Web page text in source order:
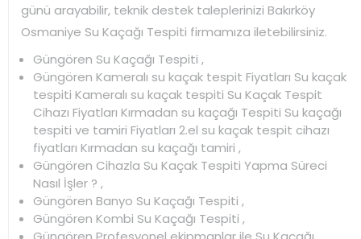
günü arayabilir, teknik destek taleplerinizi Bakırköy
Osmaniye Su Kaçağı Tespiti firmamıza iletebilirsiniz.
Güngören Su Kaçağı Tespiti ,
Güngören Kameralı su kaçak tespit Fiyatları Su kaçak
tespiti Kameralı su kaçak tespiti Su Kaçak Tespit
Cihazı Fiyatları Kırmadan su kaçağı Tespiti Su kaçağı
tespiti ve tamiri Fiyatları 2.el su kaçak tespit cihazı
fiyatları Kırmadan su kaçağı tamiri ,
Güngören Cihazla Su Kaçak Tespiti Yapma Süreci
Nasıl İşler ? ,
Güngören Banyo Su Kaçağı Tespiti ,
Güngören Kombi Su Kaçağı Tespiti ,